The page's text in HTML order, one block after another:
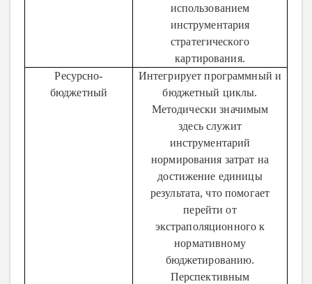
использованием
инструментария
стратегического
картирования.
Ресурсно-
бюджетный
Интегрирует программный и
бюджетный циклы.
Методически значимым
здесь служит
инструментарий
нормирования затрат на
достижение единицы
результата, что помогает
перейти от
экстраполяционного к
нормативному
бюджетированию.
Перспективным